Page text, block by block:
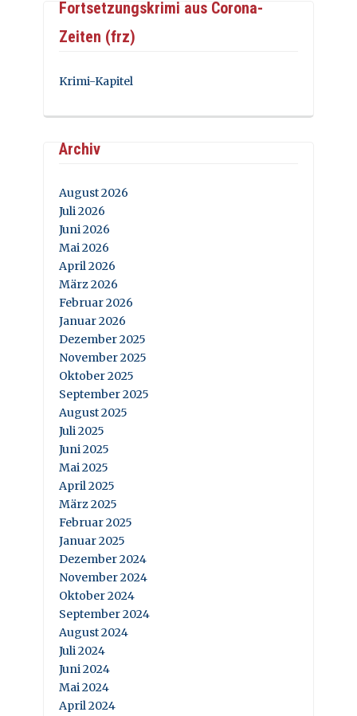
Fortsetzungskrimi aus Corona-
Zeiten (frz)
Krimi-Kapitel
Archiv
August 2026
Juli 2026
Juni 2026
Mai 2026
April 2026
März 2026
Februar 2026
Januar 2026
Dezember 2025
November 2025
Oktober 2025
September 2025
August 2025
Juli 2025
Juni 2025
Mai 2025
April 2025
März 2025
Februar 2025
Januar 2025
Dezember 2024
November 2024
Oktober 2024
September 2024
August 2024
Juli 2024
Juni 2024
Mai 2024
April 2024